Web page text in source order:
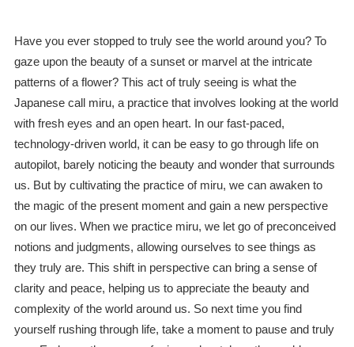
Have you ever stopped to truly see the world around you? To
gaze upon the beauty of a sunset or marvel at the intricate
patterns of a flower? This act of truly seeing is what the
Japanese call miru, a practice that involves looking at the world
with fresh eyes and an open heart. In our fast-paced,
technology-driven world, it can be easy to go through life on
autopilot, barely noticing the beauty and wonder that surrounds
us. But by cultivating the practice of miru, we can awaken to
the magic of the present moment and gain a new perspective
on our lives. When we practice miru, we let go of preconceived
notions and judgments, allowing ourselves to see things as
they truly are. This shift in perspective can bring a sense of
clarity and peace, helping us to appreciate the beauty and
complexity of the world around us. So next time you find
yourself rushing through life, take a moment to pause and truly